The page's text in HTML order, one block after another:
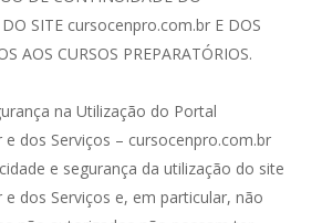
SITE cursocenpro.com.br E DOS
AOS CURSOS PREPARATÓRIOS.
na Utilização do Portal
dos Serviços – cursocenpro.com.br
e segurança da utilização do site
dos Serviços e, em particular, não